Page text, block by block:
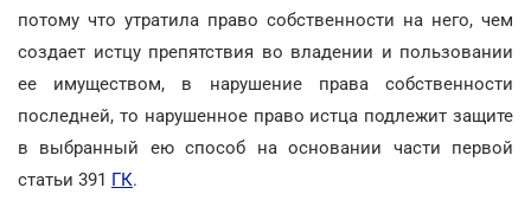
потому что утратила право собственности на него, чем
создает истцу препятствия во владении и пользовании
ее имуществом, в нарушение права собственности
последней, то нарушенное право истца подлежит защите
в выбранный ею способ на основании части первой
статьи 391 ГК.